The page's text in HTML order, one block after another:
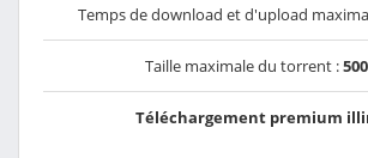
Temps de download et d'upload
Taille maximale du torrent :
Téléchargement premium